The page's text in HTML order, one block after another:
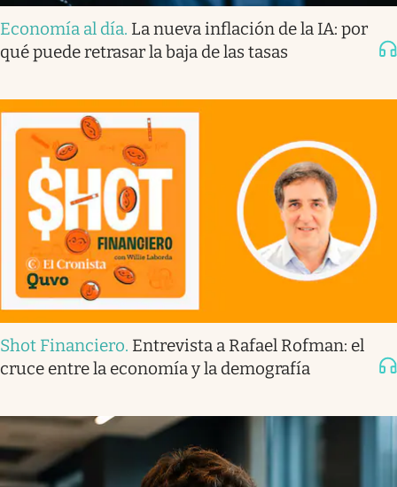
Economía al día. La nueva inflación de la IA: por
qué puede retrasar la baja de las tasas
Shot Financiero. Entrevista a Rafael Rofman: el
cruce entre la economía y la demografía